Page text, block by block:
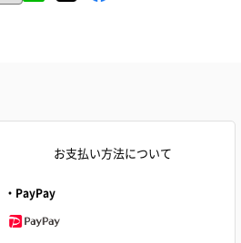
お支払い方法について
・PayPay